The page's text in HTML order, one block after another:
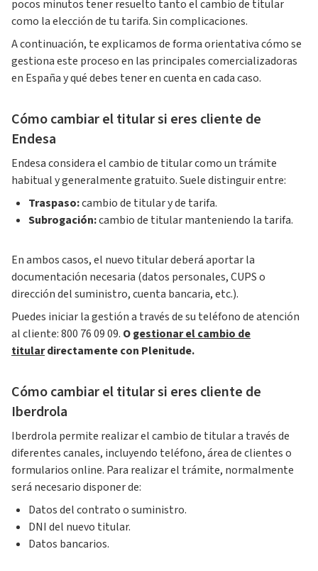
pocos minutos tener resuelto tanto el cambio de titular
como la elección de tu tarifa. Sin complicaciones.
A continuación, te explicamos de forma orientativa cómo se
gestiona este proceso en las principales comercializadoras
en España y qué debes tener en cuenta en cada caso.
Cómo cambiar el titular si eres cliente de
Endesa
Endesa considera el cambio de titular como un trámite
habitual y generalmente gratuito. Suele distinguir entre:
Traspaso:cambio de titular y de tarifa.
Subrogación:cambio de titular manteniendo la tarifa.
En ambos casos, el nuevo titular deberá aportar la
documentación necesaria (datos personales, CUPS o
dirección del suministro, cuenta bancaria, etc.).
Puedes iniciar la gestión a través de su teléfono de atención
al cliente: 800 76 09 09. Ogestionar el cambio de
titulardirectamente con Plenitude.
Cómo cambiar el titular si eres cliente de
Iberdrola
Iberdrola permite realizar el cambio de titular a través de
diferentes canales, incluyendo teléfono, área de clientes o
formularios online. Para realizar el trámite, normalmente
será necesario disponer de:
Datos del contrato o suministro.
DNI del nuevo titular.
Datos bancarios.